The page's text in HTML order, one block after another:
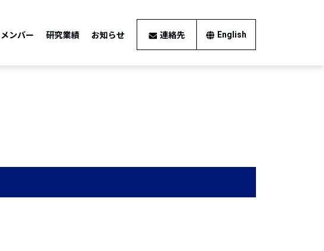
メンバー 研究業績 お知らせ 連絡先 English